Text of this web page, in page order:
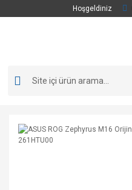
Hoşgeldiniz